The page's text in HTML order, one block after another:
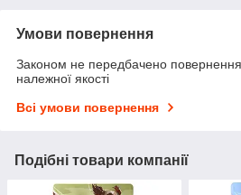
Умови повернення
Законом не передбачено
належної якості
Всі умови повернення
Подібні товари компанії